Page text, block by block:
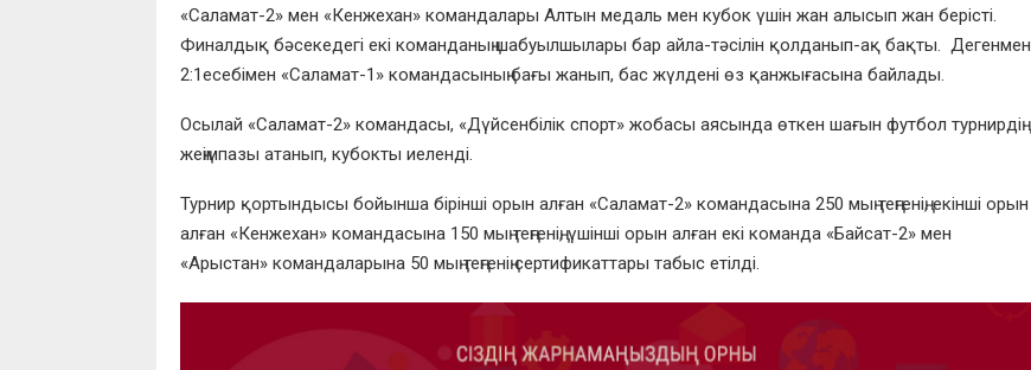
«Саламат-2» мен «Кенжехан» командалары Алтын медаль мен кубок үшін жан алысып жан берісті.
Финалдық бәсекедегі екі команданың шабуылшылары бар айла-тәсілін қолданып-ақ бақты. Дегенмен
2:1есебімен «Саламат-1 » командасының бағы жанып, бас жүлдені өз қанжығасына байлады.
Осылай «Саламат-2» командасы, «Дүйсенбілік спорт» жобасы аясында өткен шағын футбол турнирдің
жеңімпазы атанып, кубокты иеленді.
Турнир қортындысы бойынша бірінші орын алған «Саламат-2» командасына 250 мың теңгенің, екінші орын
алған «Кенжехан» командасына 150 мың теңгенің, үшінші орын алған екі команда «Байсат-2» мен
«Арыстан» командаларына 50 мың теңгенің сертификаттары табыс етілді.